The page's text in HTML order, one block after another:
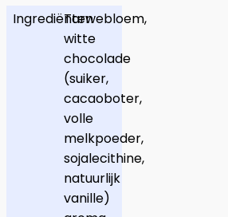
IngrediëntenTarwebloem,
witte
chocolade
(suiker,
cacaoboter,
volle
melkpoeder,
sojalecithine,
natuurlijk
vanille)